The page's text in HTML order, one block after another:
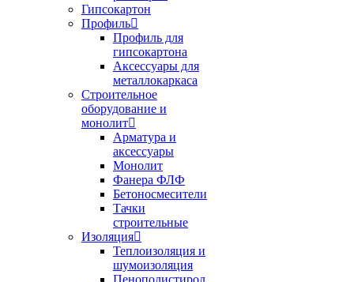
Гипсокартон
Профиль
Профиль для
гипсокартона
Аксессуары для
металлокаркаса
Строительное
оборудование и
монолит
Арматура и
аксессуары
Монолит
Фанера ФЛФ
Бетоносмесители
Тачки
строительные
Изоляция
Теплоизоляция и
шумоизоляция
Пенополистирол